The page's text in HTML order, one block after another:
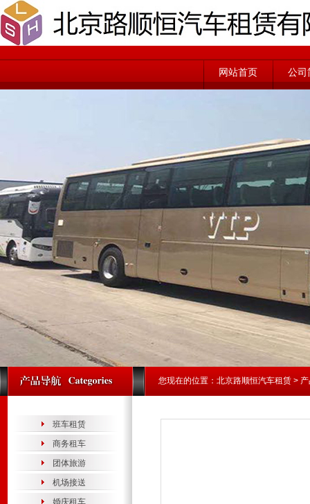
网站首页 公司
您现在的位置： 北京路顺恒汽车租赁 >
班车租赁
商务租车
团体旅游
机场接送
婚庆租车